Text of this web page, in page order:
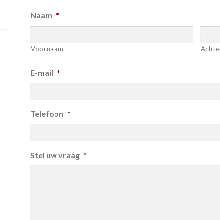
Naam *
Voornaam
E-mail *
Telefoon *
Stel uw vraag *